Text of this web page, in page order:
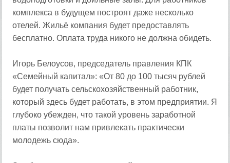
комплекса в будущем построят даже несколько
отелей. Жильё компания будет предоставлять
бесплатно. Оплата труда никого не должна обидеть.
Игорь Белоусов, председатель правления КПК
«Семейный капитал»: «От 80 до 100 тысяч рублей
будет получать сельскохозяйственный работник,
который здесь будет работать, в этом предприятии. Я
глубоко убежден, что такой уровень заработной
платы позволит нам привлекать практически
молодежь сюда».